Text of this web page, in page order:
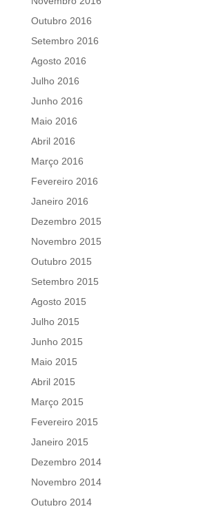
Outubro 2016
Setembro 2016
Agosto 2016
Julho 2016
Junho 2016
Maio 2016
Abril 2016
Março 2016
Fevereiro 2016
Janeiro 2016
Dezembro 2015
Novembro 2015
Outubro 2015
Setembro 2015
Agosto 2015
Julho 2015
Junho 2015
Maio 2015
Abril 2015
Março 2015
Fevereiro 2015
Janeiro 2015
Dezembro 2014
Novembro 2014
Outubro 2014